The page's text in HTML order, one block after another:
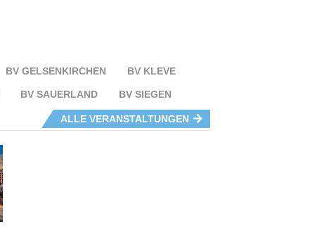
BV GELSENKIRCHEN BV KLEVE
BV SAUERLAND BV SIEGEN
ALLE VERANSTALTUNGEN